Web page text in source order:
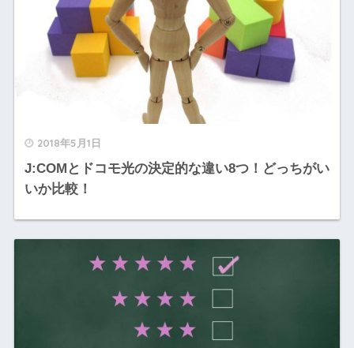
2018年5月1日
J:COMとドコモ光の決定的な違い8つ！どっちがい
いか比較！